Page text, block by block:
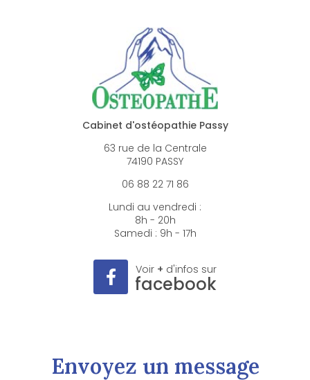
Cabinet d'ostéopathie Passy
63 rue de la Centrale
74190 PASSY
06 88 22 71 86
Lundi au vendredi :
8h - 20h
Samedi : 9h - 17h
Voir + d'infos sur
facebook
Envoyez un message